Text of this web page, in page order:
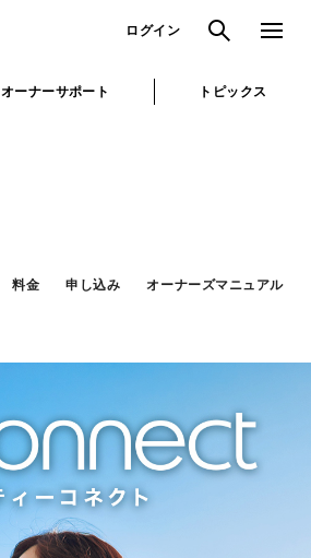
ログイン 検索 メニュ
オーナーサポート トピックス
料金 申し込み オーナーズマニュアル